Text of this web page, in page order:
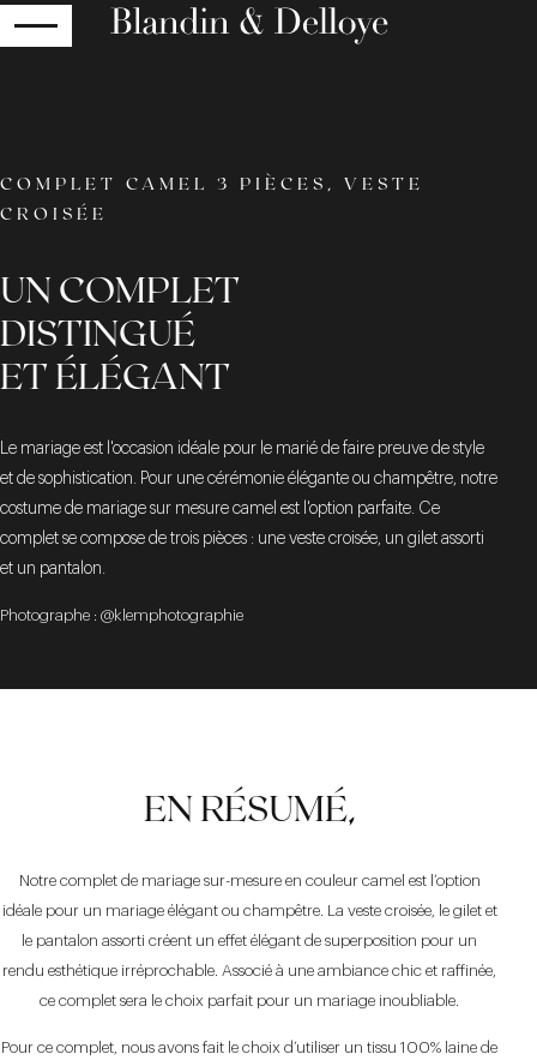
COMPLET CAMEL 3 PIÈCES, VESTE
CROISÉE
UN COMPLET
DISTINGUÉ
ET ÉLÉGANT
Le mariage est l'occasion idéale pour le marié de faire preuve de style
et de sophistication. Pour une cérémonie élégante ou champêtre, notre
costume de mariage sur mesure camel est l'option parfaite. Ce
complet se compose de trois pièces : une veste croisée, un gilet assorti
et un pantalon.
Photographe : @klemphotographie
EN RÉSUMÉ,
Notre complet de mariage sur-mesure en couleur camel est l’option
idéale pour un mariage élégant ou champêtre. La veste croisée, le gilet et
le pantalon assorti créent un effet élégant de superposition pour un
rendu esthétique irréprochable. Associé à une ambiance chic et raffinée,
ce complet sera le choix parfait pour un mariage inoubliable.
Pour ce complet, nous avons fait le choix d’utiliser un tissu 100% laine de